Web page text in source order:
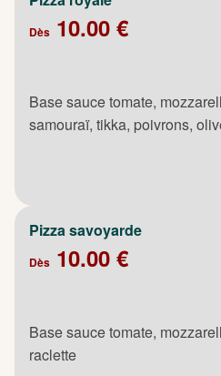
Dès 10.00 €
Base sauce tomate,
samouraï, tikka, poivrons,
Pizza savoyarde
Dès 10.00 €
Base sauce tomate,
raclette